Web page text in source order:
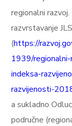
regionalni
razvrstavanje
(https://
1939/
indeksa-
razvijenosti-
a sukladno
područne